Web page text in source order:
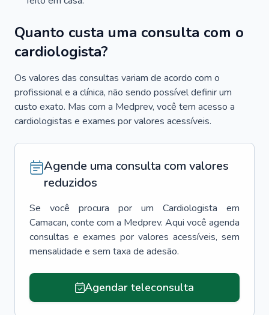
Quanto custa uma consulta com o
cardiologista?
Os valores das consultas variam de acordo com o
profissional e a clínica, não sendo possível definir um
custo exato. Mas com a Medprev, você tem acesso a
cardiologistas e exames por valores acessíveis.
Agende uma consulta com valores
reduzidos
Se você procura por um Cardiologista
em
Camacan, conte com a Medprev. Aqui você agenda
consultas e exames por valores acessíveis, sem
mensalidade e sem taxa de adesão.
Agendar teleconsulta